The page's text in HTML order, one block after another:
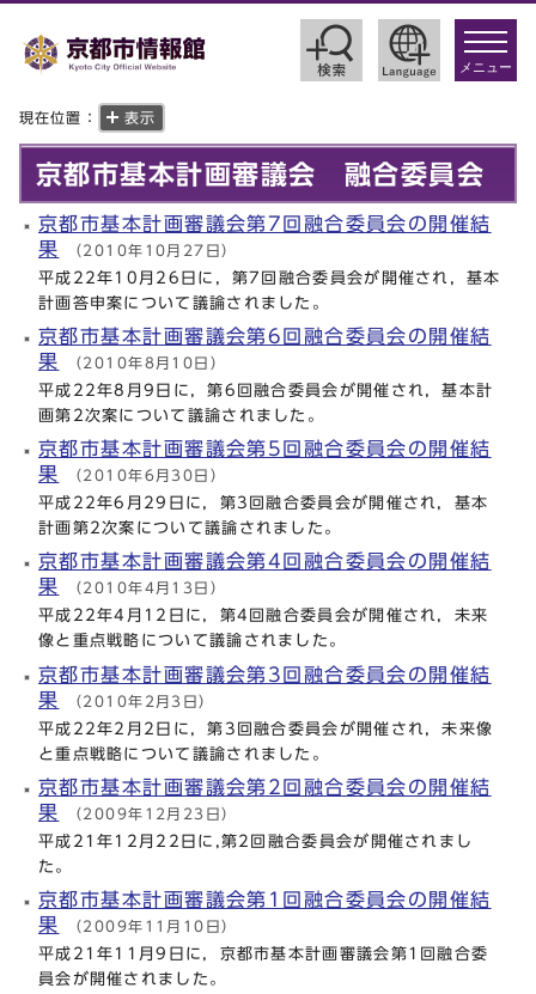
toggle
メニュー
現在位置： 表示
京都市基本計画審議会 融合委員会
京都市基本計画審議会第7回融合委員会の開催結
果
（2010年10月27日）
平成22年10月26日に，第7回融合委員会が開催され，基本
計画答申案について議論されました。
京都市基本計画審議会第6回融合委員会の開催結
果
（2010年8月10日）
平成22年8月9日に，第6回融合委員会が開催され，基本計
画第2次案について議論されました。
京都市基本計画審議会第5回融合委員会の開催結
果
（2010年6月30日）
平成22年6月29日に，第3回融合委員会が開催され，基本
計画第2次案について議論されました。
京都市基本計画審議会第4回融合委員会の開催結
果
（2010年4月13日）
平成22年4月12日に，第4回融合委員会が開催され，未来
像と重点戦略について議論されました。
京都市基本計画審議会第3回融合委員会の開催結
果
（2010年2月3日）
平成22年2月2日に，第3回融合委員会が開催され，未来像
と重点戦略について議論されました。
京都市基本計画審議会第2回融合委員会の開催結
果
（2009年12月23日）
平成21年12月22日に,第2回融合委員会が開催されまし
た。
京都市基本計画審議会第1回融合委員会の開催結
果
（2009年11月10日）
平成21年11月9日に，京都市基本計画審議会第1回融合委
員会が開催されました。